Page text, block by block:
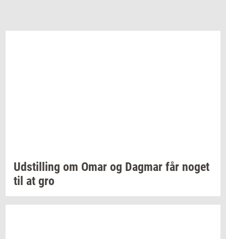
Ud­stil­ling om Omar og Dag­mar får noget
til at gro